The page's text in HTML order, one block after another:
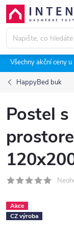
Přejít
obsah
Všechny akční ceny
HappyBed buk
Postel
Akce
CZ výroba